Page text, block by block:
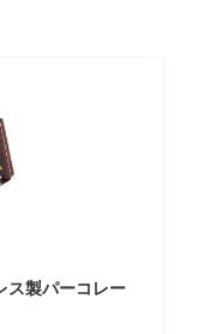
ス製パーコレー